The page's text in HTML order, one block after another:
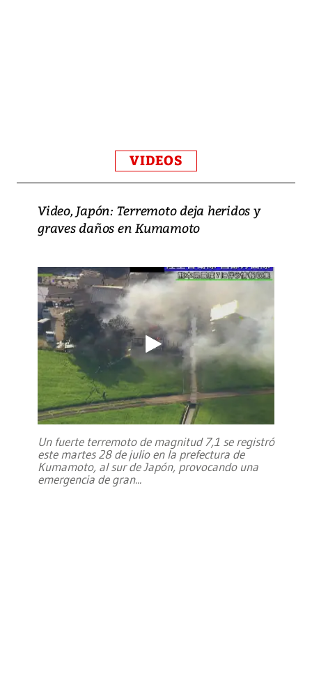
VIDEOS
Video, Japón: Terremoto deja heridos y
graves daños en Kumamoto
Un fuerte terremoto de magnitud 7,1 se registró
este martes 28 de julio en la prefectura de
Kumamoto, al sur de Japón, provocando una
emergencia de gran...